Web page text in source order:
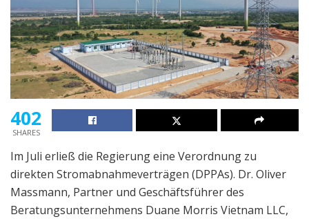
402
SHARES
Im Juli erließ die Regierung eine Verordnung zu
direkten Stromabnahmeverträgen (DPPAs). Dr. Oliver
Massmann, Partner und Geschäftsführer des
Beratungsunternehmens Duane Morris Vietnam LLC,